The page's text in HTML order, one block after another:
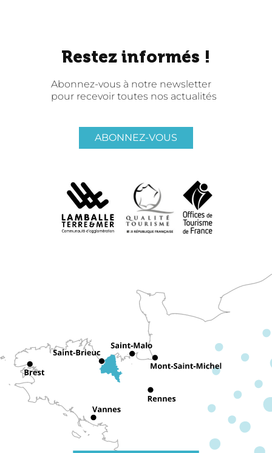
Restez informés !
Abonnez-vous à notre newsletter
pour recevoir toutes nos actualités
ABONNEZ-VOUS